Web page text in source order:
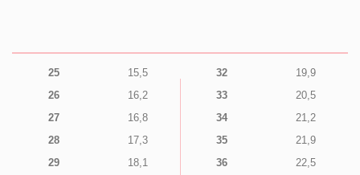
25
15,5
26
16,2
27
16,8
28
17,3
29
18,1
32
19,9
33
20,5
34
21,2
35
21,9
36
22,5